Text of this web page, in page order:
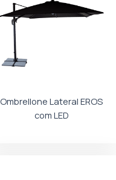
Ombrellone Lateral EROS
com LED